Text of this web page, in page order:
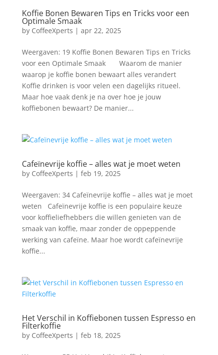
Koffie Bonen Bewaren Tips en Tricks voor een
Optimale Smaak
by CoffeeXperts | apr 22, 2025
Weergaven: 19 Koffie Bonen Bewaren Tips en Tricks
voor een Optimale Smaak Waarom de manier
waarop je koffie bonen bewaart alles verandert
Koffie drinken is voor velen een dagelijks ritueel.
Maar hoe vaak denk je na over hoe je jouw
koffiebonen bewaart? De manier...
Cafeïnevrije koffie – alles wat je moet weten
by CoffeeXperts | feb 19, 2025
Weergaven: 34 Cafeïnevrije koffie – alles wat je moet
weten Cafeïnevrije koffie is een populaire keuze
voor koffieliefhebbers die willen genieten van de
smaak van koffie, maar zonder de oppeppende
werking van cafeïne. Maar hoe wordt cafeïnevrije
koffie...
Het Verschil in Koffiebonen tussen Espresso en
Filterkoffie
by CoffeeXperts | feb 18, 2025